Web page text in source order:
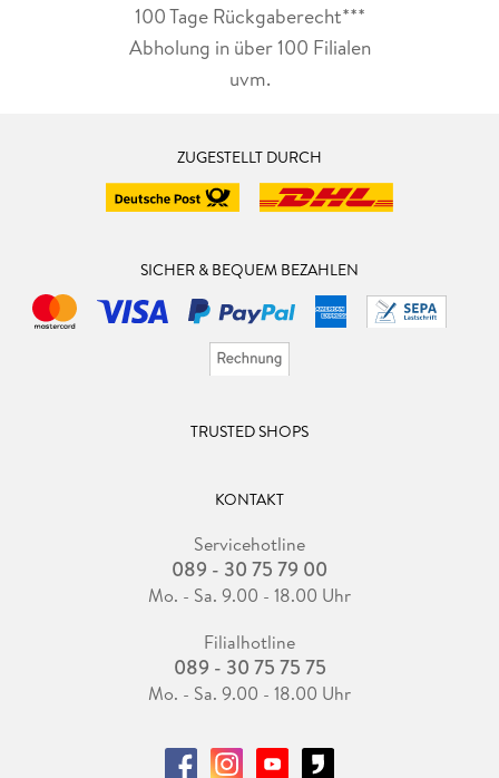
100 Tage Rückgaberecht***
Abholung in über 100 Filialen
uvm.
ZUGESTELLT DURCH
SICHER & BEQUEM BEZAHLEN
TRUSTED SHOPS
KONTAKT
Servicehotline
089 - 30 75 79 00
Mo. - Sa. 9.00 - 18.00 Uhr
Filialhotline
089 - 30 75 75 75
Mo. - Sa. 9.00 - 18.00 Uhr